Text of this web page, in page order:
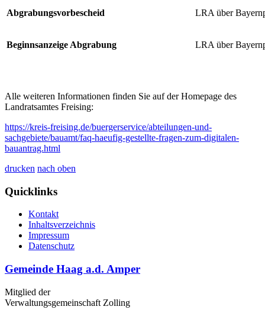
Abgrabungsvorbescheid LRA über
Beginnsanzeige Abgrabung LRA über
Alle weiteren Informationen finden Sie auf der Homepage des
Landratsamtes Freising:
https://kreis-freising.de/buergerservice/abteilungen-und-
sachgebiete/bauamt/faq-haeufig-gestellte-fragen-zum-digitalen-
bauantrag.html
drucken nach oben
Quicklinks
Kontakt
Inhaltsverzeichnis
Impressum
Datenschutz
Gemeinde Haag a.d. Amper
Mitglied der
Verwaltungsgemeinschaft Zolling